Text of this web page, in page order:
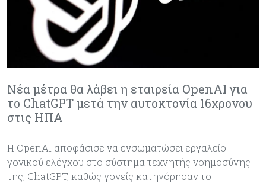
Νέα μέτρα θα λάβει η εταιρεία OpenAI για
το ChatGPT μετά την αυτοκτονία 16χρονου
στις ΗΠΑ
Η OpenAI αποφάσισε να ενσωματώσει εργαλείο
γονικού ελέγχου στο σύστημα τεχνητής νοημοσύνης
της, ChatGPT, καθώς γονείς κατηγόρησαν το